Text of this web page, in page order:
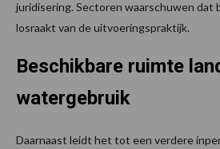
juridisering. Sectoren waarschuwen dat
losraakt van de uitvoeringspraktijk.
Beschikbare ruimte
watergebruik
Daarnaast leidt het tot een verdere